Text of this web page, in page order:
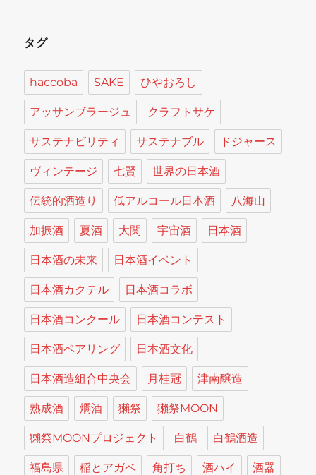
タグ
haccoba SAKE ひやおろし
アッサンブラージュ クラフトサケ
サステナビリティ サステナブル ドジャース
ヴィンテージ 七賢 世界の日本酒
伝統的酒造り 低アルコール日本酒 八海山
加振酒 夏酒 大関 宇宙酒 日本酒
日本酒の未来 日本酒イベント
日本酒カクテル 日本酒コラボ
日本酒コンクール 日本酒コンテスト
日本酒ペアリング 日本酒文化
日本酒造組合中央会 月桂冠 津南醸造
熟成酒 燗酒 獺祭 獺祭MOON
獺祭MOONプロジェクト 白鶴 白鶴酒造
福島県 稲とアガベ 角打ち 酒ハイ 酒器